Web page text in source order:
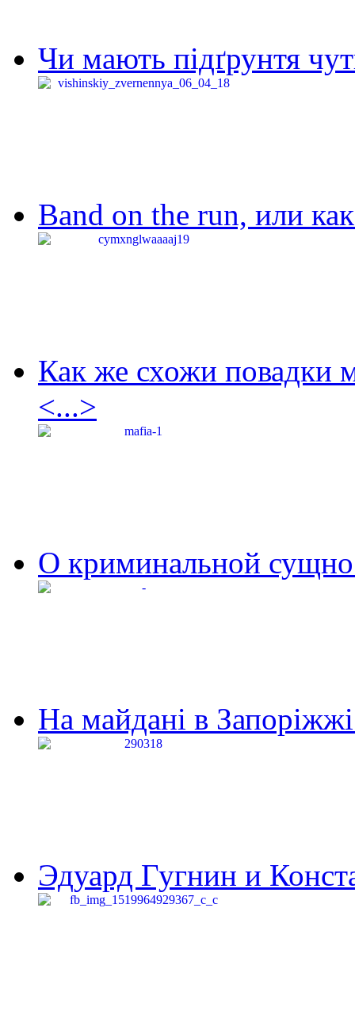
Чи мають підґрунтя
Band on the run, или
Как же схожи повадки
<...>
О криминальной
На майдані в
Эдуард Гугнин и